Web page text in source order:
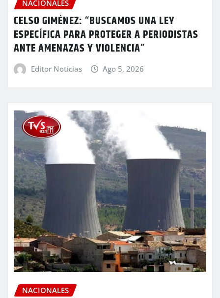
NACIONALES
CELSO GIMÉNEZ: “BUSCAMOS UNA LEY
ESPECÍFICA PARA PROTEGER A PERIODISTAS
ANTE AMENAZAS Y VIOLENCIA”
Editor Noticias Ago 5, 2026
NACIONALES